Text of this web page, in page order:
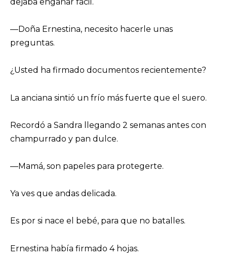
—Doña Ernestina, necesito hacerle unas
preguntas.
¿Usted ha firmado documentos recientemente?
La anciana sintió un frío más fuerte que el suero.
Recordó a Sandra llegando 2 semanas antes con
champurrado y pan dulce.
—Mamá, son papeles para protegerte.
Ya ves que andas delicada.
Es por si nace el bebé, para que no batalles.
Ernestina había firmado 4 hojas.